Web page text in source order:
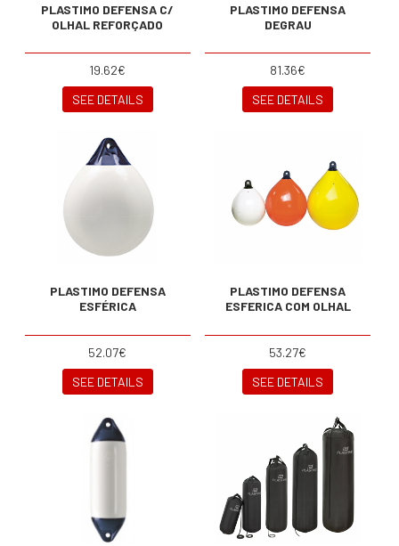
PLASTIMO DEFENSA C/
OLHAL REFORÇADO
19.62€
SEE DETAILS
PLASTIMO DEFENSA
DEGRAU
81.36€
SEE DETAILS
PLASTIMO DEFENSA
ESFÉRICA
52.07€
SEE DETAILS
PLASTIMO DEFENSA
ESFERICA COM OLHAL
53.27€
SEE DETAILS